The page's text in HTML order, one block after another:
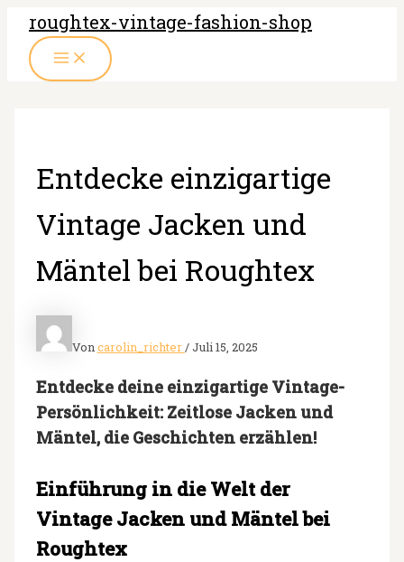
Zum
Inhalt
springen
roughtex-vintage-fashion-shop
MAIN
MENU
Entdecke einzigartige
Vintage Jacken und
Mäntel bei Roughtex
Von carolin_richter / Juli 15, 2025
Entdecke deine einzigartige Vintage-
Persönlichkeit: Zeitlose Jacken und
Mäntel, die Geschichten erzählen!
Einführung in die Welt der
Vintage Jacken und Mäntel bei
Roughtex